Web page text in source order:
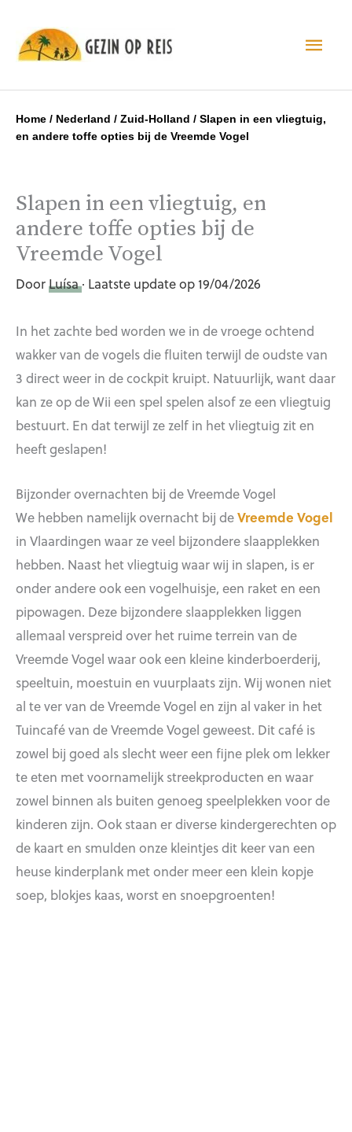
Home / Nederland / Zuid-Holland / Slapen in een vliegtuig,
en andere toffe opties bij de Vreemde Vogel
Slapen in een vliegtuig, en
andere toffe opties bij de
Vreemde Vogel
DoorLuísa· Laatste update op 19/04/2026
In het zachte bed worden we in de vroege ochtend
wakker van de vogels die fluiten terwijl de oudste van
3 direct weer in de cockpit kruipt. Natuurlijk, want daar
kan ze op de Wii een spel spelen alsof ze een vliegtuig
bestuurt. En dat terwijl ze zelf in het vliegtuig zit en
heeft geslapen!
Bijzonder overnachten bij de Vreemde Vogel
We hebben namelijk overnacht bij deVreemde Vogel
in Vlaardingen waar ze veel bijzondere slaapplekken
hebben. Naast het vliegtuig waar wij in slapen, is er
onder andere ook een vogelhuisje, een raket en een
pipowagen. Deze bijzondere slaapplekken liggen
allemaal verspreid over het ruime terrein van de
Vreemde Vogel waar ook een kleine kinderboerderij,
speeltuin, moestuin en vuurplaats zijn. Wij wonen niet
al te ver van de Vreemde Vogel en zijn al vaker in het
Tuincafé van de Vreemde Vogel geweest. Dit café is
zowel bij goed als slecht weer een fijne plek om lekker
te eten met voornamelijk streekproducten en waar
zowel binnen als buiten genoeg speelplekken voor de
kinderen zijn. Ook staan er diverse kindergerechten op
de kaart en smulden onze kleintjes dit keer van een
heuse kinderplank met onder meer een klein kopje
soep, blokjes kaas, worst en snoepgroenten!